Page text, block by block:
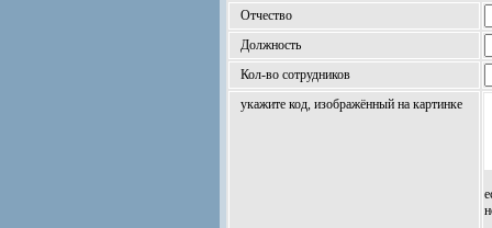
Отчество
Должность
Кол-во сотрудников
укажите код, изображённый на картинке